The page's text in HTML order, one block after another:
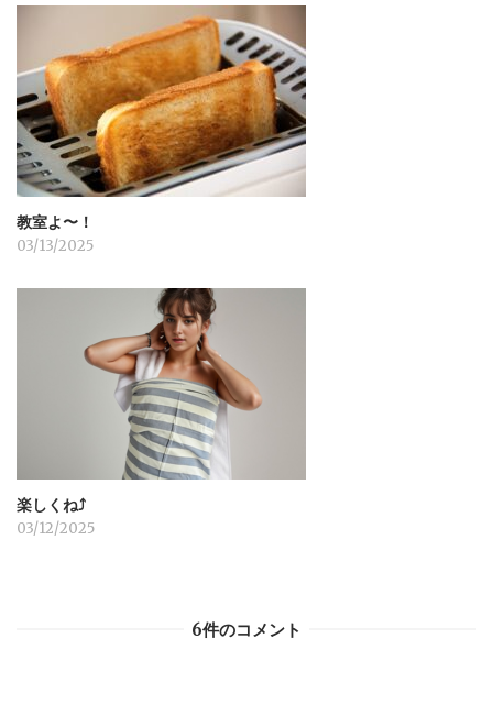
教室よ〜！
03/13/2025
楽しくね⤴︎
03/12/2025
6件のコメント